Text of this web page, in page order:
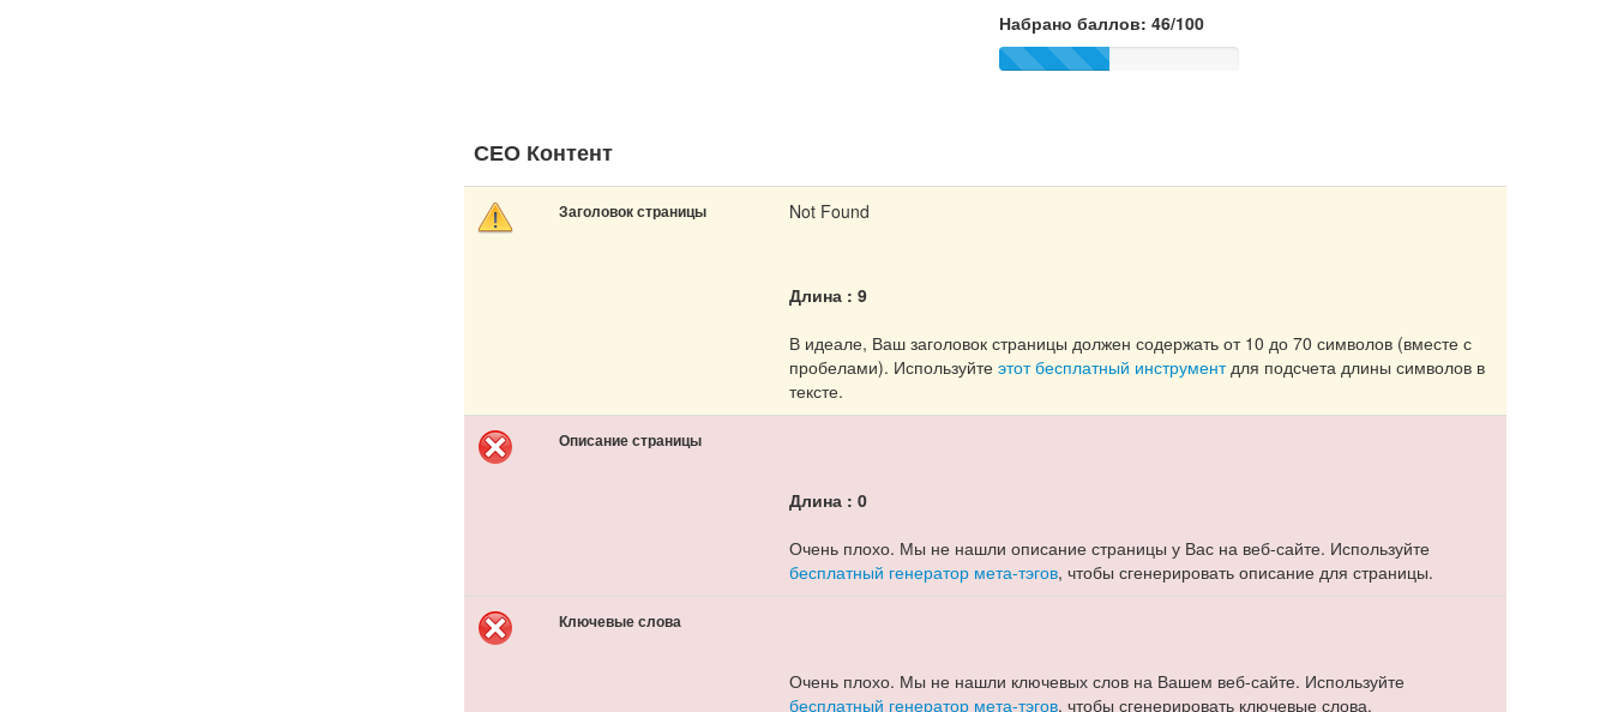
Набрано баллов: 46/100
СЕО Контент
Заголовок страницы Not Found
Длина : 9
В идеале, Ваш заголовок страницы должен содержать от 10 до 70 символов (вместе с
пробелами). Используйте этот бесплатный инструментдля подсчета длины символов в
тексте.
Описание страницы
Длина : 0
Очень плохо. Мы не нашли описание страницы у Вас на веб-сайте. Используйте
бесплатный генератор мета-тэгов, чтобы сгенерировать описание для страницы.
Ключевые слова
Очень плохо. Мы не нашли ключевых слов на Вашем веб-сайте. Используйте
бесплатный генератор мета-тэгов, чтобы сгенерировать ключевые слова.